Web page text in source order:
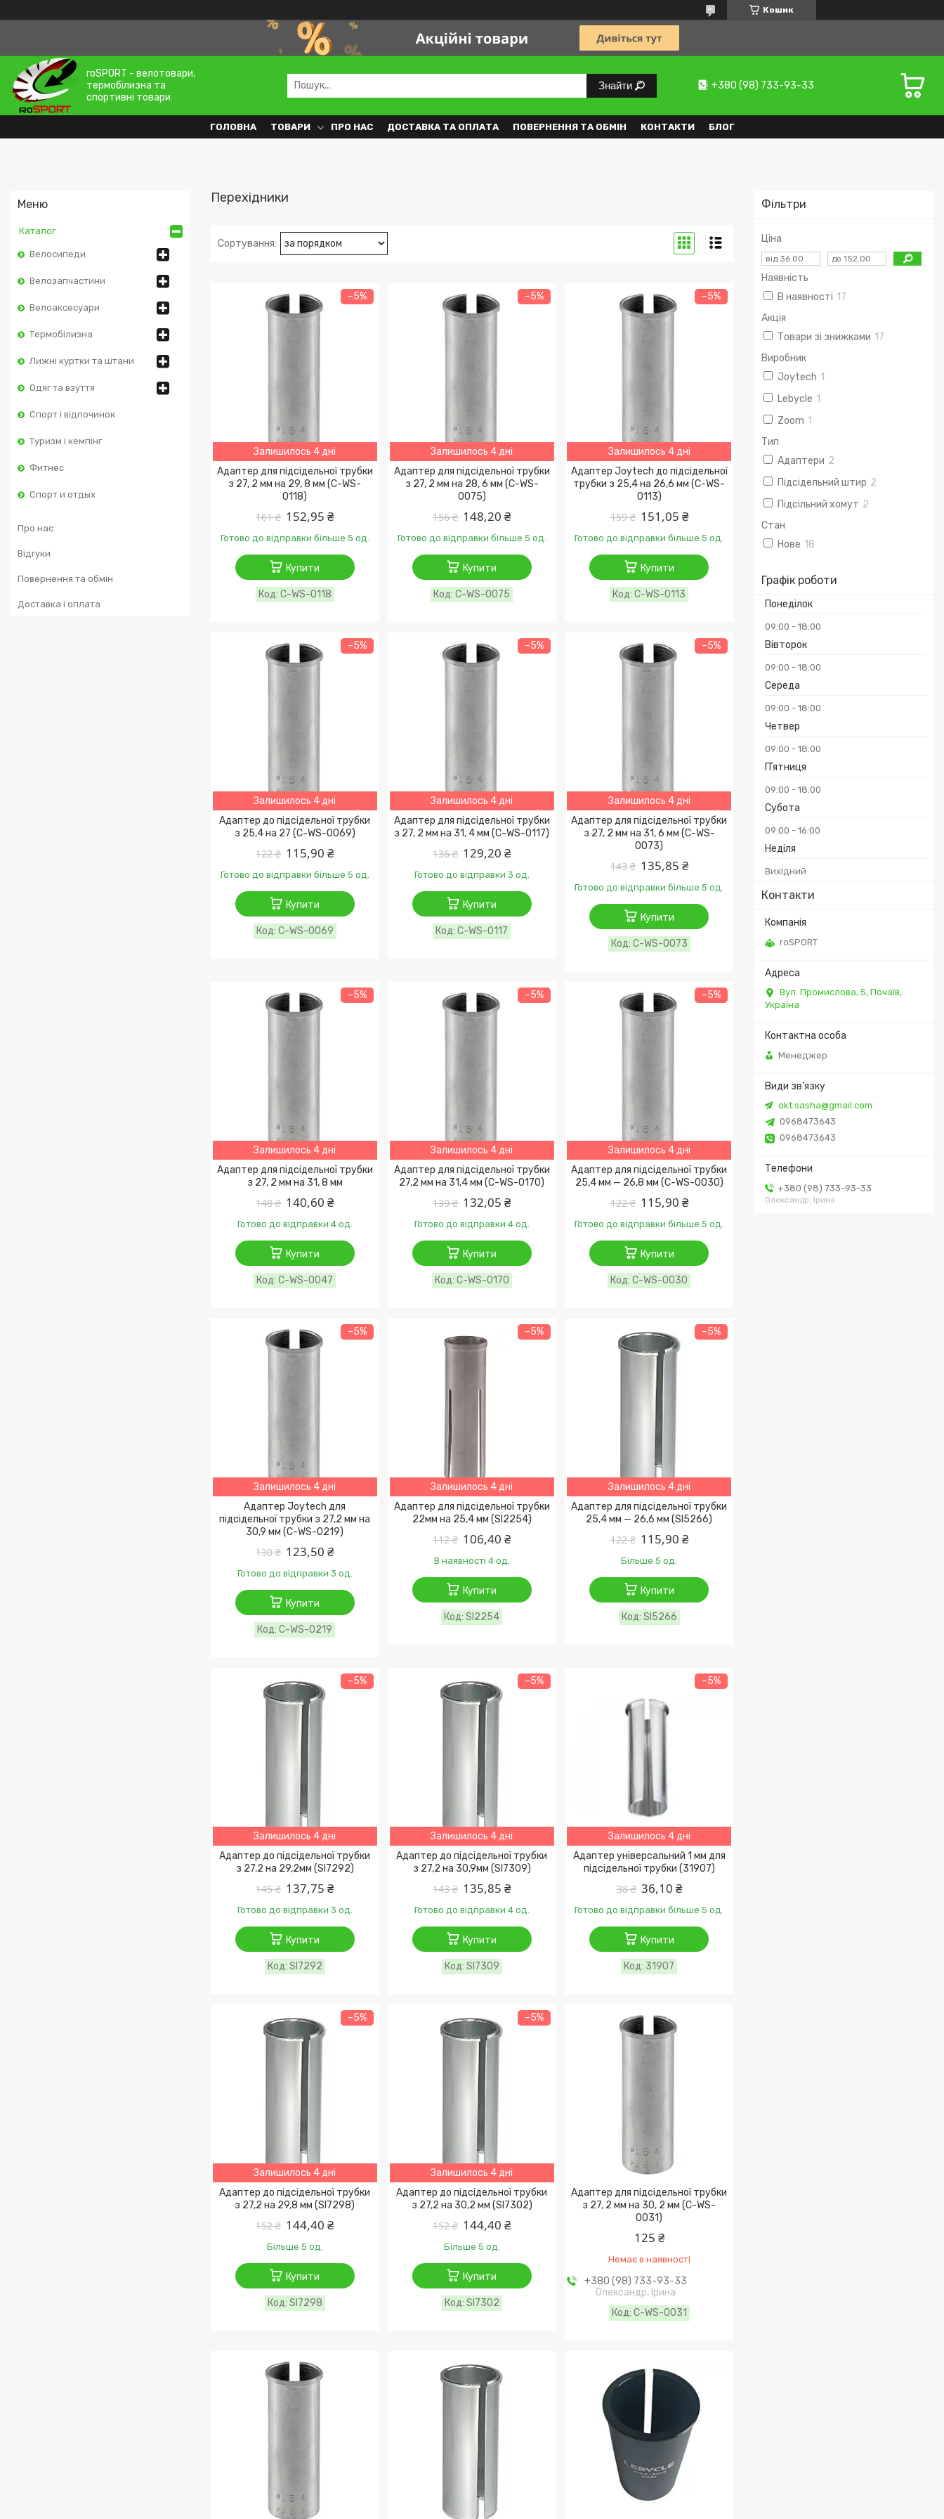
Кошик
roSPORT - велотовари,
термобілизна та
спортивні товари
Знайти +380 (98) 733-93-33
ГОЛОВНА ТОВАРИ ПРО НАС ДОСТАВКА ТА ОПЛАТА ПОВЕРНЕННЯ ТА ОБМІН КОНТАКТИ БЛОГ
Каталог
Велосипеди
Велозапчастини
Велоаксесуари
Термобілизна
Лижні куртки та штани
Одяг та взуття
Спорт і відпочинок
Туризм і кемпінг
Фитнес
Спорт и отдых
Про нас
Відгуки
Повернення та обмін
Доставка і оплата
Фільтри
Ціна
Наявність
В наявності 17
Акція
Товари зі знижками 17
Виробник
Joytech 1
Lebycle 1
Zoom 1
Тип
Адаптери 2
Підсідельний штир 2
Підсільний хомут 2
Стан
Нове 18
Графік роботи
Понеділок
09:00 18:00
Вівторок
09:00 18:00
Середа
09:00 18:00
Четвер
09:00 18:00
Пʼятниця
09:00 18:00
Субота
09:00 16:00
Неділя
Вихідний
Контакти
roSPORT
Вул. Промислова, 5, Почаїв,
Україна
Менеджер
okt.sasha@gmail.com
0968473643
0968473643
+380 (98) 733-93-33
Олександр, Ірина
Перехідники
–5%
Залишилось 4 дні
Адаптер для підсідельної трубки
з 27, 2 мм на 29, 8 мм (C-WS-
0118)
161 ₴ 152,95 ₴
Готово до відправки більше 5 од.
Купити
C-WS-0118
–5%
Залишилось 4 дні
Адаптер для підсідельної трубки
з 27, 2 мм на 28, 6 мм (C-WS-
0075)
156 ₴ 148,20 ₴
Готово до відправки більше 5 од.
Купити
C-WS-0075
–5%
Залишилось 4 дні
Адаптер Joytech до підсідельної
трубки з 25,4 на 26,6 мм (C-WS-
0113)
159 ₴ 151,05 ₴
Готово до відправки більше 5 од.
Купити
C-WS-0113
–5%
Залишилось 4 дні
Адаптер до підсідельної трубки
з 25,4 на 27 (C-WS-0069)
122 ₴ 115,90 ₴
Готово до відправки більше 5 од.
Купити
C-WS-0069
–5%
Залишилось 4 дні
Адаптер для підсідельної трубки
з 27, 2 мм на 31, 4 мм (C-WS-0117)
136 ₴ 129,20 ₴
Готово до відправки 3 од.
Купити
C-WS-0117
–5%
Залишилось 4 дні
Адаптер для підсідельної трубки
з 27, 2 мм на 31, 6 мм (C-WS-
0073)
143 ₴ 135,85 ₴
Готово до відправки більше 5 од.
Купити
C-WS-0073
–5%
Залишилось 4 дні
Адаптер для підсідельної трубки
з 27, 2 мм на 31, 8 мм
148 ₴ 140,60 ₴
Готово до відправки 4 од.
Купити
C-WS-0047
–5%
Залишилось 4 дні
Адаптер для підсідельної трубки
27,2 мм на 31,4 мм (C-WS-0170)
139 ₴ 132,05 ₴
Готово до відправки 4 од.
Купити
C-WS-0170
–5%
Залишилось 4 дні
Адаптер для підсідельної трубки
25,4 мм — 26,8 мм (C-WS-0030)
122 ₴ 115,90 ₴
Готово до відправки більше 5 од.
Купити
C-WS-0030
–5%
Залишилось 4 дні
Адаптер Joytech для
підсідельної трубки з 27,2 мм на
30,9 мм (C-WS-0219)
130 ₴ 123,50 ₴
Готово до відправки 3 од.
Купити
C-WS-0219
–5%
Залишилось 4 дні
Адаптер для підсідельної трубки
22мм на 25,4 мм (SI2254)
112 ₴ 106,40 ₴
В наявності 4 од.
Купити
SI2254
–5%
Залишилось 4 дні
Адаптер для підсідельної трубки
25,4 мм — 26,6 мм (SI5266)
122 ₴ 115,90 ₴
Більше 5 од.
Купити
SI5266
–5%
Залишилось 4 дні
Адаптер до підсідельної трубки
з 27,2 на 29,2мм (SI7292)
145 ₴ 137,75 ₴
Готово до відправки 3 од.
Купити
SI7292
–5%
Залишилось 4 дні
Адаптер до підсідельної трубки
з 27,2 на 30,9мм (SI7309)
143 ₴ 135,85 ₴
Готово до відправки 4 од.
Купити
SI7309
–5%
Залишилось 4 дні
Адаптер універсальний 1 мм для
підсідельної трубки (31907)
38 ₴ 36,10 ₴
Готово до відправки більше 5 од.
Купити
31907
–5%
Залишилось 4 дні
Адаптер до підсідельної трубки
з 27,2 на 29,8 мм (SI7298)
152 ₴ 144,40 ₴
Більше 5 од.
Купити
SI7298
–5%
Залишилось 4 дні
Адаптер до підсідельної трубки
з 27,2 на 30,2 мм (SI7302)
152 ₴ 144,40 ₴
Більше 5 од.
Купити
SI7302
Адаптер для підсідельної трубки
з 27, 2 мм на 30, 2 мм (C-WS-
0031)
125 ₴
Немає в наявності
+380 (98) 733-93-33
Олександр, Ірина
C-WS-0031